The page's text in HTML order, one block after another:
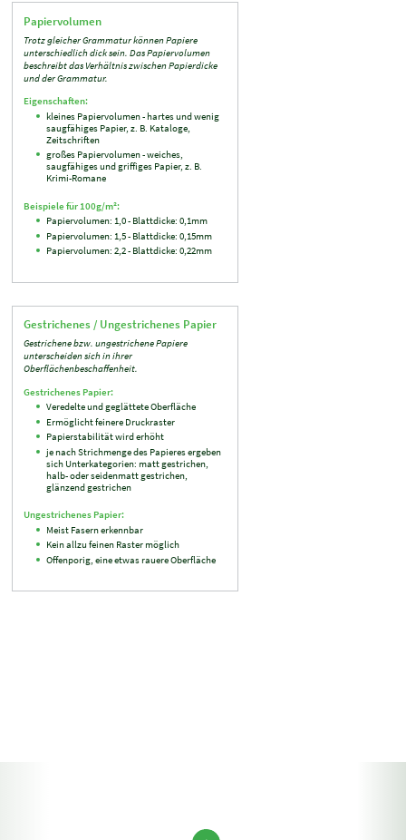
Papiervolumen
Trotz gleicher Grammatur können Papiere
unterschiedlich dick sein. Das Papiervolumen
beschreibt das Verhältnis zwischen Papierdicke
und der Grammatur.
Eigenschaften:
kleines Papiervolumen - hartes und wenig
saugfähiges Papier, z. B. Kataloge,
Zeitschriften
großes Papiervolumen - weiches,
saugfähiges und griffiges Papier, z. B.
Krimi-Romane
Beispiele für 100g/m²:
Papiervolumen: 1,0 - Blattdicke: 0,1mm
Papiervolumen: 1,5 - Blattdicke: 0,15mm
Papiervolumen: 2,2 - Blattdicke: 0,22mm
Gestrichenes / Ungestrichenes Papier
Gestrichene bzw. ungestrichene Papiere
unterscheiden sich in ihrer
Oberflächenbeschaffenheit.
Gestrichenes Papier:
Veredelte und geglättete Oberfläche
Ermöglicht feinere Druckraster
Papierstabilität wird erhöht
je nach Strichmenge des Papieres ergeben
sich Unterkategorien: matt gestrichen,
halb- oder seidenmatt gestrichen,
glänzend gestrichen
Ungestrichenes Papier:
Meist Fasern erkennbar
Kein allzu feinen Raster möglich
Offenporig, eine etwas rauere Oberfläche